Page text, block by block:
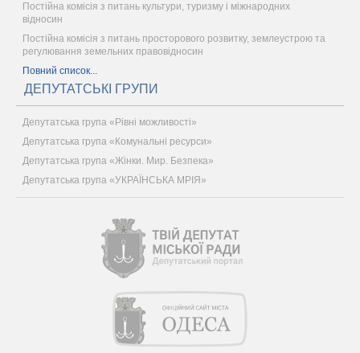
Постійна комісія з питань культури, туризму і міжнародних
відносин
Постійна комісія з питань просторового розвитку, землеустрою та
регулювання земельних правовідносин
Повний список...
ДЕПУТАТСЬКІ ГРУПИ
Депутатська група «Рівні можливості»
Депутатська група «Комунальні ресурси»
Депутатська група «Жінки. Мир. Безпека»
Депутатська група «УКРАЇНСЬКА МРІЯ»